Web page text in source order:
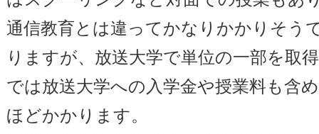
通信教育とは違ってかなりかかりそう
りますが、放送大学で単位の一部を取
では放送大学への入学金や授業料も含
ほどかかります。